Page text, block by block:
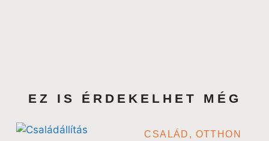
EZ IS ÉRDEKELHET MÉG
CSALÁD, OTTHON